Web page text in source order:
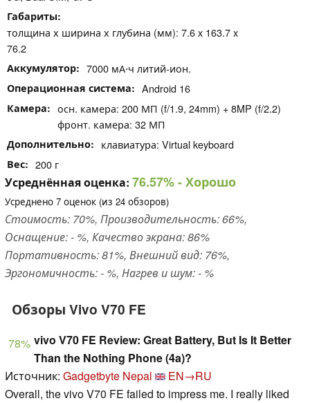
Габариты
толщина х ширина х глубина (мм): 7.6 x 163.7 x
76.2
Аккумулятор 7000 мА⋅ч литий-ион.
Операционная система Android 16
Камера
осн. камера: 200 МП (f/1.9, 24mm) + 8MP (f/2.2)
фронт. камера: 32 МП
Дополнительно клавиатура: Virtual keyboard
Вес 200 г
Усреднённая оценка: 76.57%- Хорошо
Усреднено 7 оценок (из 24 обзоров)
Стоимость: 70%, Производительность: 66%,
Оснащение: - %, Качество экрана: 86%
Портативность: 81%, Внешний вид: 76%,
Эргономичность: - %, Нагрев и шум: - %
Обзоры Vivo V70 FE
78% vivo V70 FE Review: Great Battery, But Is It Better
Than the Nothing Phone (4a)?
Источник: Gadgetbyte Nepal
EN→RU
Overall, the vivo V70 FE failed to impress me. I really liked